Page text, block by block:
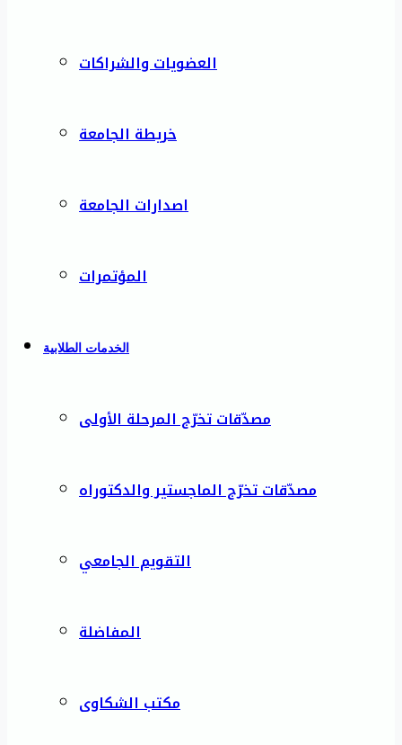
العضويات والشراكات
خريطة الجامعة
اصدارات الجامعة
المؤتمرات
الخدمات الطلابية
مصدّقات تخرّج المرحلة الأولى
مصدّقات تخرّج الماجستير والدكتوراه
التقويم الجامعي
المفاضلة
مكتب الشكاوى